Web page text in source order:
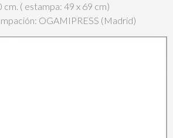
cm. ( estampa: 49 x 69 cm)
OGAMIPRESS (Madrid)